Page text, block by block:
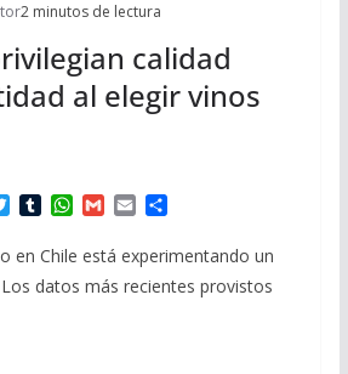
2 minutos de lectura
calidad
al elegir vinos
T
i
t
T
m
b
l
W
a
t
s
G
a
i
l
E
a
i
l
C
m
p
a
en Chile está experimentando un
datos más recientes provistos